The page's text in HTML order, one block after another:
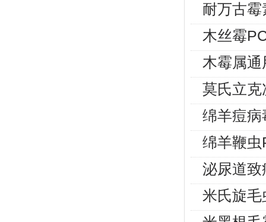
耐万古
木丝霉
木霉属
莫氏立
绵羊痘
绵羊鞭
泌尿道
米氏旋